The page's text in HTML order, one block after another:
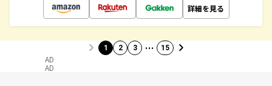
詳細を見る
1 2 3 … 15
AD
AD